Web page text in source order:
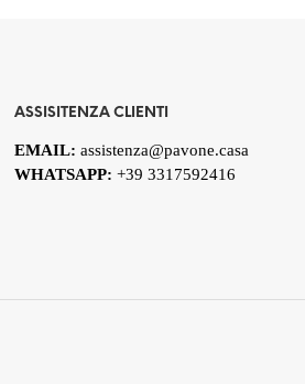
ASSISITENZA CLIENTI
EMAIL: assistenza@pavone.casa
WHATSAPP: +39 3317592416